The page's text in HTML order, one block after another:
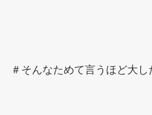
＃そんなためて言うほど大